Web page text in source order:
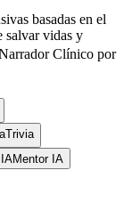
basadas en el
salvar vidas y
Clínico por
Trivia
Mentor IA